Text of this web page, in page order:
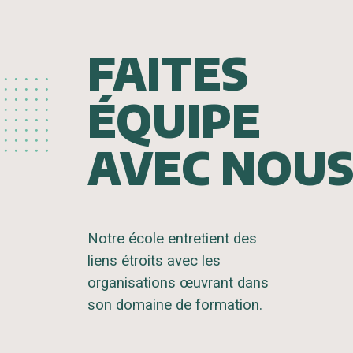
FAITES
ÉQUIPE
AVEC NOUS
Notre école entretient des
liens étroits avec les
organisations œuvrant dans
son domaine de formation.